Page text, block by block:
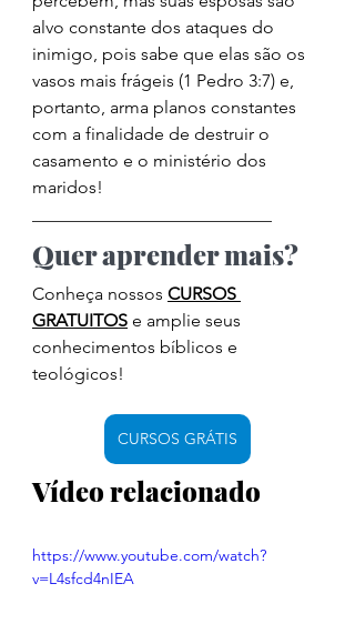
alvo constante dos ataques do
inimigo, pois sabe que elas são os
vasos mais frágeis (1 Pedro 3:7) e,
portanto, arma planos constantes
com a finalidade de destruir o
casamento e o ministério dos
maridos!
Quer aprender mais?
Conheça nossos CURSOS
GRATUITOS e amplie seus
conhecimentos bíblicos e
teológicos!
CURSOS GRÁTIS
Vídeo relacionado
https://www.youtube.com/watch?
v=L4sfcd4nIEA